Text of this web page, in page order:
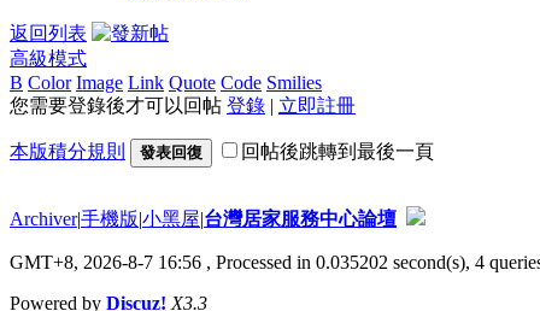
返回列表
高級模式
B Color Image Link Quote Code Smilies
您需要登錄後才可以回帖 登錄 | 立即註冊
本版積分規則 發表回復 回帖後跳轉到最後一頁
Archiver|手機版|小黑屋|台灣居家服務中心論壇
GMT+8, 2026-8-7 16:56 , Processed in 0.035202 second(s), 4
Powered by Discuz! X3.3